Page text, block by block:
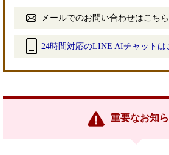
メールでのお問い合わせはこちら
24時間対応のLINE AIチャットは
リ
重要なお知